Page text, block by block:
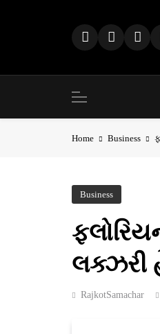
Home Business
Business
લક્ઝરી
RajkotSamachar